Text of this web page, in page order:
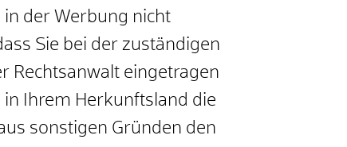
in der Werbung nicht
Sie bei der zuständigen
Rechtsanwalt eingetragen
in Ihrem Herkunftsland die
sonstigen Gründen den